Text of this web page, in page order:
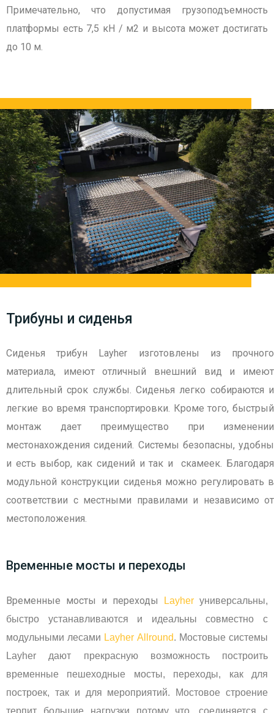
Примечательно, что допустимая грузоподъемность
платформы есть 7,5 кН / м2 и высота может достигать
до 10 м.
Трибуны и сиденья
Сиденья трибун Layher изготовлены из прочного
материала, имеют отличный внешний вид и имеют
длительный срок службы. Сиденья легко собираются и
легкие во время транспортировки. Кроме того, быстрый
монтаж дает преимущество при изменении
местонахождения сидений. Системы безопасны, удобны
и есть выбор, как сидений и так и скамеек. Благодаря
модульной конструкции сиденья можно регулировать в
соответствии с местными правилами и независимо от
местоположения.
Временные мосты и переходы
Временные мосты и переходы Layher универсальны,
быстро устанавливаются и идеальны совместно с
модульными лесами Layher Allround. Мостовые системы
Layher дают прекрасную возможность построить
временные пешеходные мосты, переходы, как для
построек, так и для мероприятий. Мостовое строение
терпит большие нагрузки потому что, соединяется с